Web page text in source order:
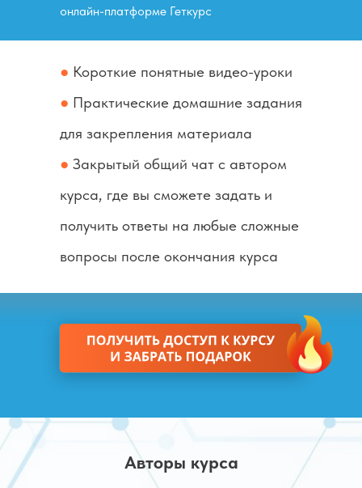
онлайн-платформе Геткурс
● Короткие понятные видео-уроки
● Практические домашние задания
для закрепления материала
● Закрытый общий чат с автором
курса, где вы сможете задать и
получить ответы на любые сложные
вопросы после окончания курса
Авторы курса